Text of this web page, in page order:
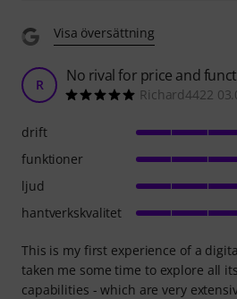
Visa översättning
R No rival for price and
Richard4422
This is my first experience of a
taken me some time to explore all
capabilities - which are very
drift
funktioner
ljud
hantverkskvalitet